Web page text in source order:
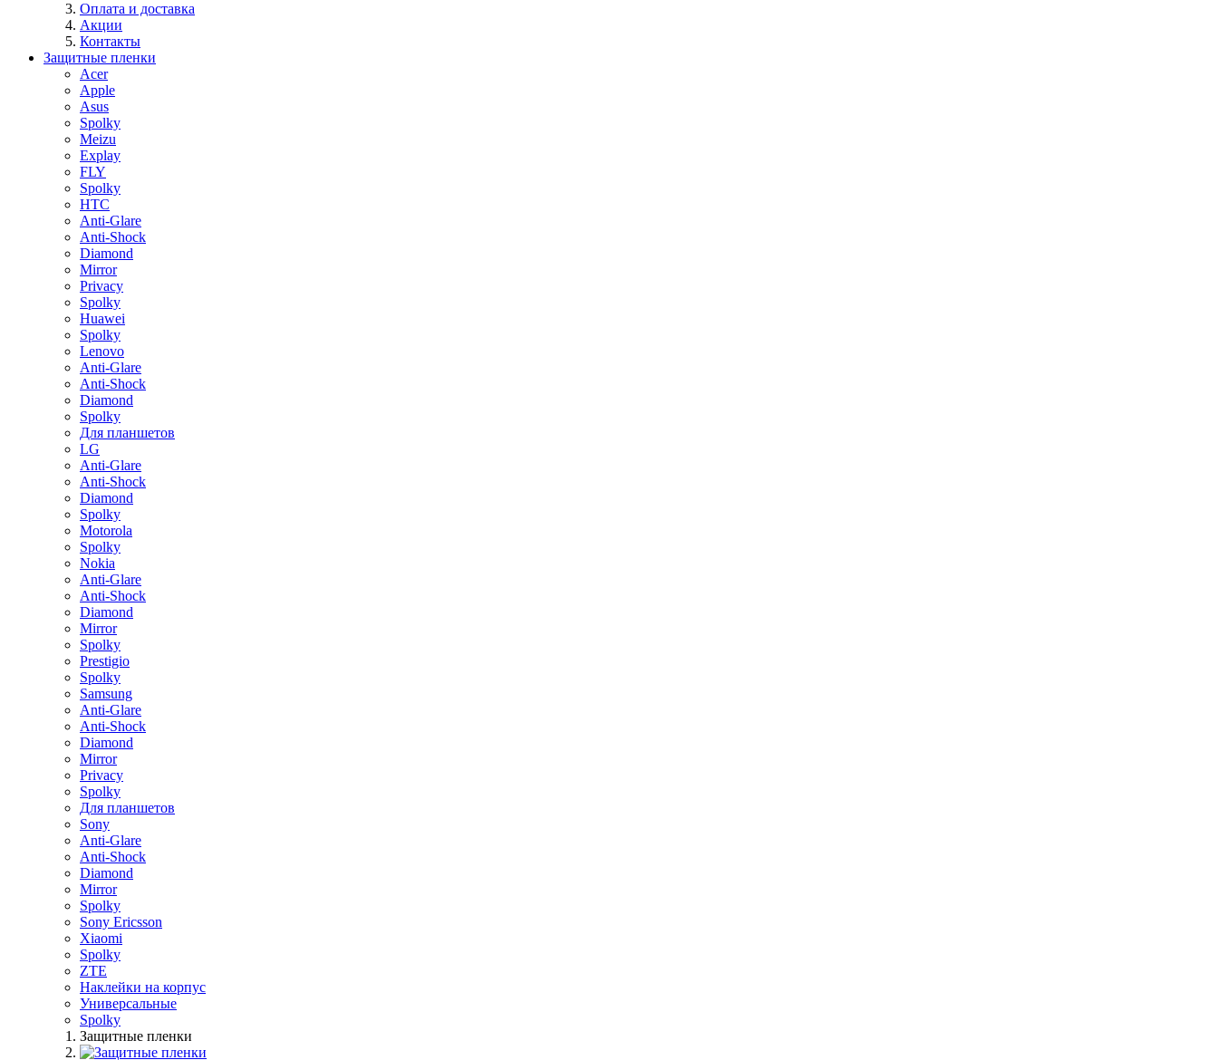
Оплата и доставка
Акции
Контакты
Защитные пленки
Acer
Apple
Asus
Spolky
Meizu
Explay
FLY
Spolky
HTC
Anti-Glare
Anti-Shock
Diamond
Mirror
Privacy
Spolky
Huawei
Spolky
Lenovo
Anti-Glare
Anti-Shock
Diamond
Spolky
Для планшетов
LG
Anti-Glare
Anti-Shock
Diamond
Spolky
Motorola
Spolky
Nokia
Anti-Glare
Anti-Shock
Diamond
Mirror
Spolky
Prestigio
Spolky
Samsung
Anti-Glare
Anti-Shock
Diamond
Mirror
Privacy
Spolky
Для планшетов
Sony
Anti-Glare
Anti-Shock
Diamond
Mirror
Spolky
Sony Ericsson
Xiaomi
Spolky
ZTE
Наклейки на корпус
Универсальные
Spolky
Защитные пленки